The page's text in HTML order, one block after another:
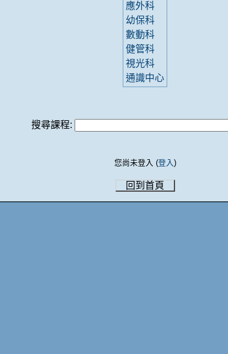
應外科
幼保科
數動科
健管科
視光科
通識中心
搜尋課程:
您尚未登入 (登入)
回到首頁